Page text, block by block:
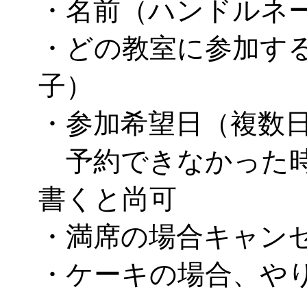
・名前（ハンドルネ
・どの教室に参加す
子）
・参加希望日（複数
予約できなかった
書くと尚可
・満席の場合キャ
・ケーキの場合、や